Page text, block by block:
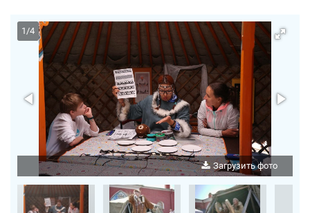
Загрузить фото
1/4